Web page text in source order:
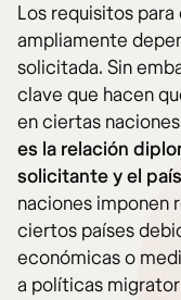
Los requisitos
ampliamente
solicitada. Sin
clave que hacen
en ciertas
es la relación
solicitante y el
naciones imponen
ciertos países
económicas o
a políticas